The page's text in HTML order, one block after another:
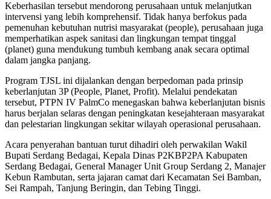
Keberhasilan tersebut mendorong perusahaan untuk melanjutkan
intervensi yang lebih komprehensif. Tidak hanya berfokus pada
pemenuhan kebutuhan nutrisi masyarakat (people), perusahaan juga
memperhatikan aspek sanitasi dan lingkungan tempat tinggal
(planet) guna mendukung tumbuh kembang anak secara optimal
dalam jangka panjang.
Program TJSL ini dijalankan dengan berpedoman pada prinsip
keberlanjutan 3P (People, Planet, Profit). Melalui pendekatan
tersebut, PTPN IV PalmCo menegaskan bahwa keberlanjutan bisnis
harus berjalan selaras dengan peningkatan kesejahteraan masyarakat
dan pelestarian lingkungan sekitar wilayah operasional perusahaan.
Acara penyerahan bantuan turut dihadiri oleh perwakilan Wakil
Bupati Serdang Bedagai, Kepala Dinas P2KBP2PA Kabupaten
Serdang Bedagai, General Manager Unit Group Serdang 2, Manajer
Kebun Rambutan, serta jajaran camat dari Kecamatan Sei Bamban,
Sei Rampah, Tanjung Beringin, dan Tebing Tinggi.